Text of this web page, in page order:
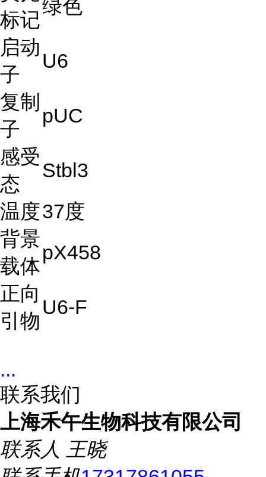
标记
绿色
启动
子
U6
复制
子
pUC
感受
态
Stbl3
温度37度
背景
载体
pX458
正向
引物
U6-F
...
联系我们
上海禾午生物科技有限公司
联系人 王晓